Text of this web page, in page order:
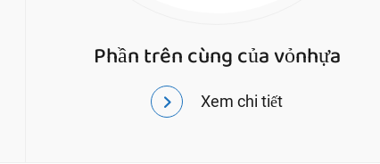
Phần trên cùng của vỏnhựa
Xem chi tiết